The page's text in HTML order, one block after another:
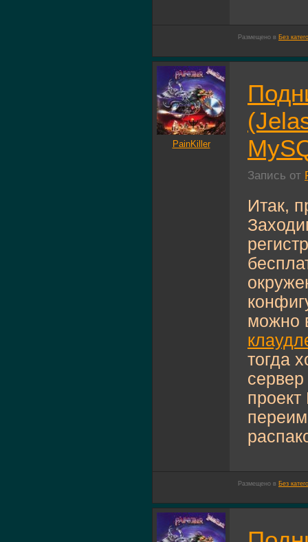
Размещено в Без
PainKiller
Запись от
Итак,
можно
тогда
сервер
Размещено в Без